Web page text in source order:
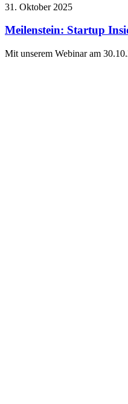
31. Oktober 2025
Meilenstein: Startup
Mit unserem Webinar am